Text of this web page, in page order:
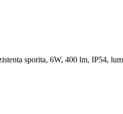
sporita, 6W, 400 lm, IP54,